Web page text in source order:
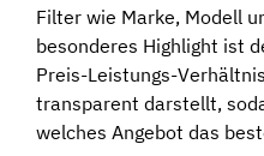
Filter wie Marke, Modell
besonderes Highlight ist
Preis-Leistungs-
transparent darstellt,
welches Angebot das